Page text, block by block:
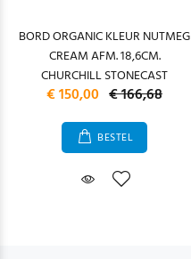
BORD ORGANIC KLEUR NUTMEG
CREAM AFM. 18,6CM.
CHURCHILL STONECAST
€ 150,00 € 166,68
BESTEL